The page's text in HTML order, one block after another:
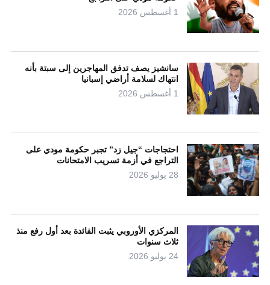
1 أغسطس 2026
سانشيز يصف تدفق المهاجرين إلى سبتة بأنه
انتهاك لسلامة أراضي إسبانيا
1 أغسطس 2026
احتجاجات “جيل زد” تجبر حكومة مودي على
التراجع في أزمة تسريب الامتحانات
28 يوليو 2026
المركزي الأوروبي يثبت الفائدة بعد أول رفع منذ
ثلاث سنوات
24 يوليو 2026